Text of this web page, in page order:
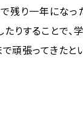
り一年になっ
することで
張ってきたと